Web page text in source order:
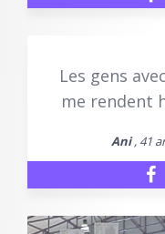
Les gens
me rendent
Ani, 41